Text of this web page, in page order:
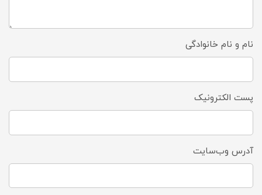
نام و نام خانوادگی
پست الکترونیک
آدرس وب‌سایت